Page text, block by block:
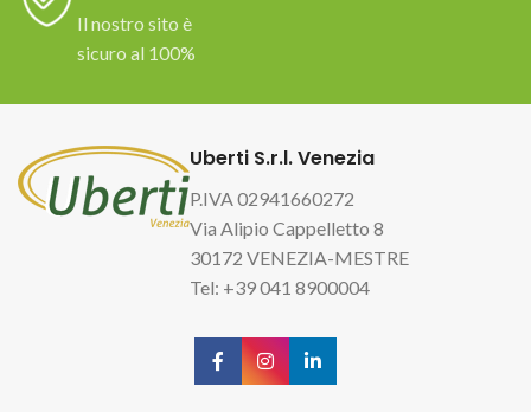
Il nostro sito è
sicuro al 100%
Uberti S.r.l. Venezia
P.IVA 02941660272
Via Alipio Cappelletto 8
30172 VENEZIA-MESTRE
Tel: +39 041 8900004